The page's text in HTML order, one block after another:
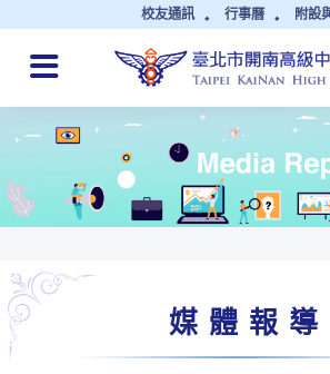
校友通訊 行事曆 附設
QUICK LINKS
媒體報導